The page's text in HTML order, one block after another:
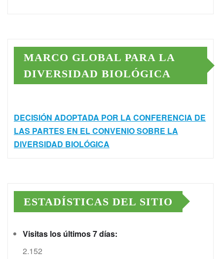
MARCO GLOBAL PARA LA
DIVERSIDAD BIOLÓGICA
DECISIÓN ADOPTADA POR LA CONFERENCIA DE
LAS PARTES EN EL CONVENIO SOBRE LA
DIVERSIDAD BIOLÓGICA
ESTADÍSTICAS DEL SITIO
Visitas los últimos 7 días:
2.152